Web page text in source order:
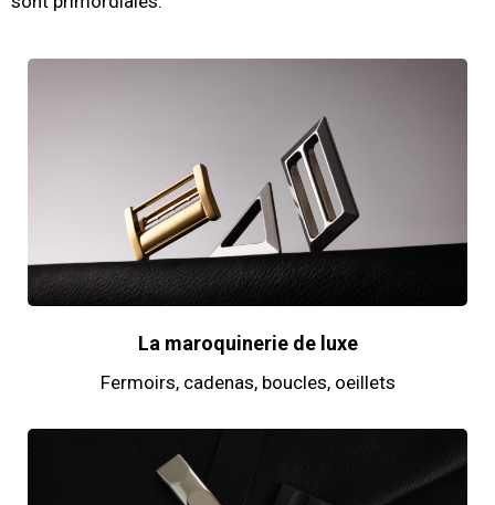
La maroquinerie de luxe
Fermoirs, cadenas, boucles, oeillets